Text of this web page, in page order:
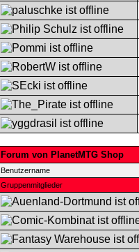
Forum von PlanetMTG Shop
Benutzername
Gruppenmitglieder